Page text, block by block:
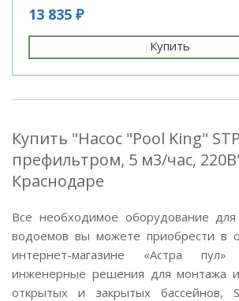
13 835 ₽
Купить
Купить "Насос "Pool King"
префильтром, 5 м3/час,
Краснодаре
Все необходимое оборудование для
водоемов вы можете приобрести в
интернет-магазине «Астра пул»
инженерные решения для монтажа и
открытых и закрытых бассейнов,